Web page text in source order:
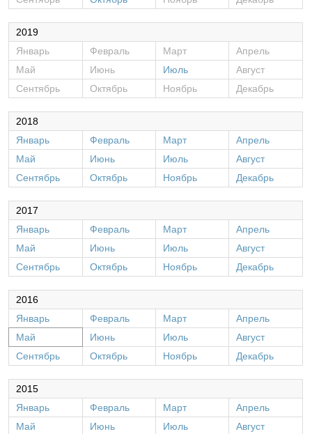
2019
Январь
Февраль Март
Апрель
Май
Июнь Июль
Август
Сентябрь
Октябрь Ноябрь Декабрь
2018
Январь
Февраль Март
Апрель
Май
Июнь Июль
Август
Сентябрь
Октябрь Ноябрь Декабрь
2017
Январь
Февраль Март
Апрель
Май
Июнь Июль
Август
Сентябрь
Октябрь Ноябрь Декабрь
2016
Январь
Февраль Март
Апрель
Май
Июнь Июль
Август
Сентябрь
Октябрь Ноябрь Декабрь
2015
Январь
Февраль Март
Апрель
Май
Июнь Июль
Август